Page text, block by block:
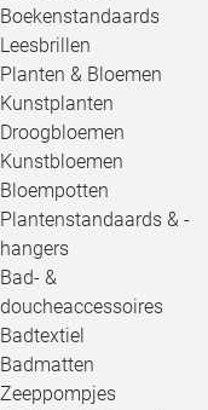
Boekenstandaards
Leesbrillen
Planten & Bloemen
Kunstplanten
Droogbloemen
Kunstbloemen
Bloempotten
Plantenstandaards & -
hangers
Bad- &
doucheaccessoires
Badtextiel
Badmatten
Zeeppompjes